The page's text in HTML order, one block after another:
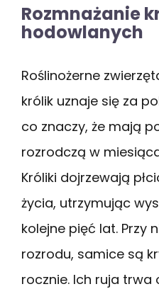
Rozmnażanie
hodowlanych
Roślinożerne
królik uznaje się za
co znaczy, że mają
rozrodczą w
Króliki dojrzewają
życia, utrzymując
kolejne pięć lat. Przy
rozrodu, samice są
rocznie. Ich ruja trwa